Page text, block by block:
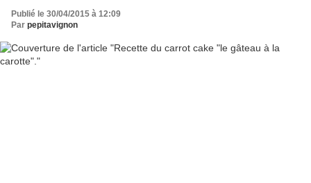
Publié le 30/04/2015 à 12:09
Par pepitavignon